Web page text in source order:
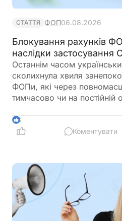
СТАТТЯ ФОП06.08.2026
Блокування рахунків
наслідки застосування
Останнім часом
сколихнула хвиля
ФОПи, які через
тимчасово чи на постійній
листи від ДПС. У них
про ваші іноземні рахунки
країни, це стало
породив чутки про
У цій статті ми розберемо
спираючись на чинне
стандарти, та як
3
Коментувати